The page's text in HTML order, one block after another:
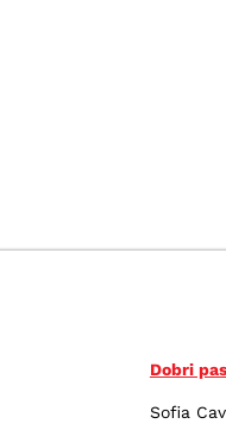
Dobri
Sofia